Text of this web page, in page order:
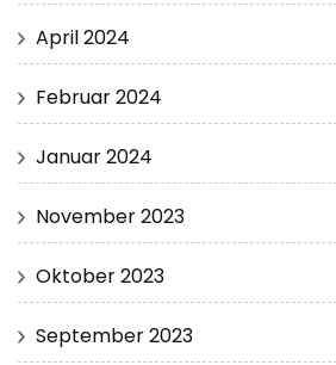
April 2024
Februar 2024
Januar 2024
November 2023
Oktober 2023
September 2023